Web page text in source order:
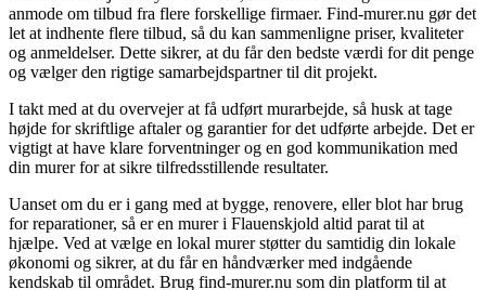
anmode om tilbud fra flere forskellige firmaer. Find-murer.nu gør det
let at indhente flere tilbud, så du kan sammenligne priser, kvaliteter
og anmeldelser. Dette sikrer, at du får den bedste værdi for dit penge
og vælger den rigtige samarbejdspartner til dit projekt.
I takt med at du overvejer at få udført murarbejde, så husk at tage
højde for skriftlige aftaler og garantier for det udførte arbejde. Det er
vigtigt at have klare forventninger og en god kommunikation med
din murer for at sikre tilfredsstillende resultater.
Uanset om du er i gang med at bygge, renovere, eller blot har brug
for reparationer, så er en murer i Flauenskjold altid parat til at
hjælpe. Ved at vælge en lokal murer støtter du samtidig din lokale
økonomi og sikrer, at du får en håndværker med indgående
kendskab til området. Brug find-murer.nu som din platform til at